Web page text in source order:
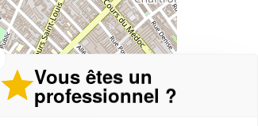
Vous êtes un
professionnel ?